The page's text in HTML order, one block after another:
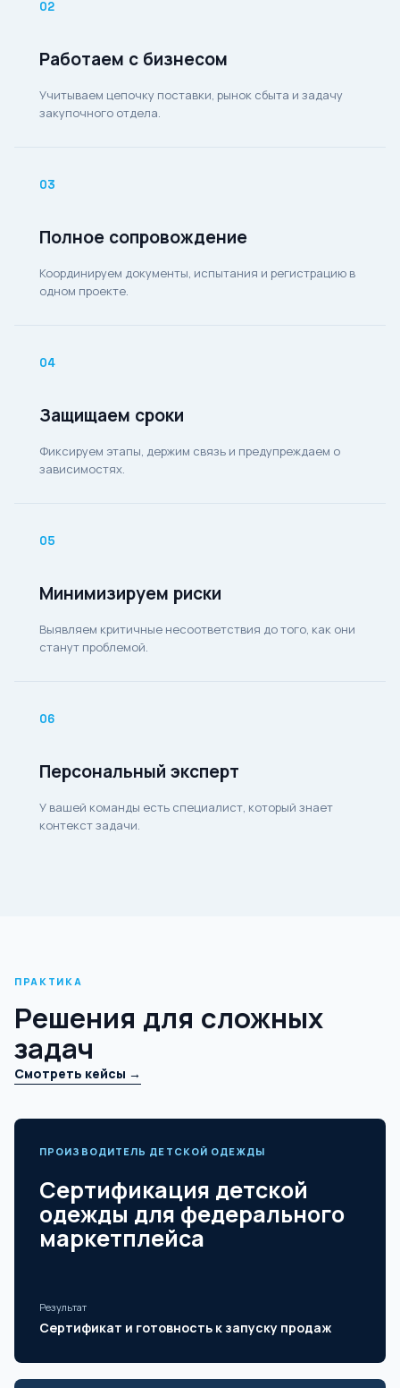
02
Работаем с бизнесом
Учитываем цепочку поставки, рынок сбыта и задачу
закупочного отдела.
03
Полное сопровождение
Координируем документы, испытания и регистрацию в
одном проекте.
04
Защищаем сроки
Фиксируем этапы, держим связь и предупреждаем о
зависимостях.
05
Минимизируем риски
Выявляем критичные несоответствия до того, как они
станут проблемой.
06
Персональный эксперт
У вашей команды есть специалист, который знает
контекст задачи.
ПРАКТИКА
Решения для сложных
задач
Смотреть кейсы →
ПРОИЗВОДИТЕЛЬ ДЕТСКОЙ ОДЕЖДЫ
Сертификация детской
одежды для федерального
маркетплейса
Результат
Сертификат и готовность к запуску продаж